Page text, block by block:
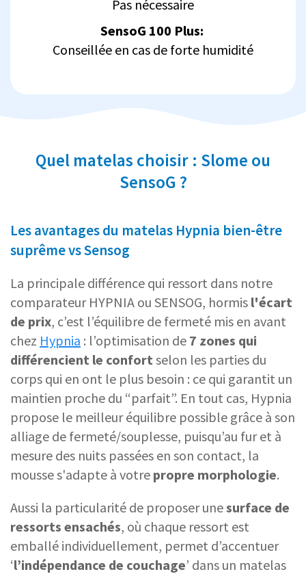
Pas nécessaire
SensoG 100 Plus:
Conseillée en cas de forte humidité
Quel matelas choisir : Slome ou
SensoG ?
Les avantages du matelas Hypnia bien-être
suprême vs Sensog
La principale différence qui ressort dans notre
comparateur HYPNIA ou SENSOG, hormis l'écart
de prix, c’est l’équilibre de fermeté mis en avant
chez Hypnia : l’optimisation de 7 zones qui
différencient le confort selon les parties du
corps qui en ont le plus besoin : ce qui garantit un
maintien proche du “parfait”. En tout cas, Hypnia
propose le meilleur équilibre possible grâce à son
alliage de fermeté/souplesse, puisqu’au fur et à
mesure des nuits passées en son contact, la
mousse s'adapte à votre propre morphologie.
Aussi la particularité de proposer unesurface de
ressorts ensachés, où chaque ressort est
emballé individuellement, permet d’accentuer
‘l’indépendance de couchage’ dans un matelas